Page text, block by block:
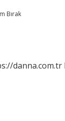
Bırak
danna.com.tr